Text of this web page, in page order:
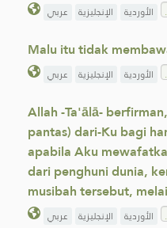
عربي الإنجليزية الأوردية
Malu itu tidak
عربي الإنجليزية الأوردية
Allah -Ta'ālā-
pantas) dari-Ku bagi
apabila Aku
dari penghuni dunia,
musibah tersebut,
عربي الإنجليزية الأوردية